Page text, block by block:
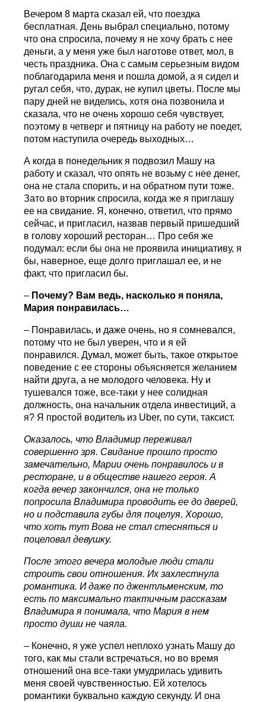
Вечером 8 марта сказал ей, что поездка
бесплатная. День выбрал специально, потому
что она спросила, почему я не хочу брать с нее
деньги, а у меня уже был наготове ответ, мол, в
честь праздника. Она с самым серьезным видом
поблагодарила меня и пошла домой, а я сидел и
ругал себя, что, дурак, не купил цветы. После мы
пару дней не виделись, хотя она позвонила и
сказала, что не очень хорошо себя чувствует,
поэтому в четверг и пятницу на работу не поедет,
потом наступила очередь выходных…
А когда в понедельник я подвозил Машу на
работу и сказал, что опять не возьму с нее денег,
она не стала спорить, и на обратном пути тоже.
Зато во вторник спросила, когда же я приглашу
ее на свидание. Я, конечно, ответил, что прямо
сейчас, и пригласил, назвав первый пришедший
в голову хороший ресторан… Про себя же
подумал: если бы она не проявила инициативу, я
бы, наверное, еще долго приглашал ее, и не
факт, что пригласил бы.
– Почему? Вам ведь, насколько я поняла,
Мария понравилась…
– Понравилась, и даже очень, но я сомневался,
потому что не был уверен, что и я ей
понравился. Думал, может быть, такое открытое
поведение с ее стороны объясняется желанием
найти друга, а не молодого человека. Ну и
тушевался тоже, все-таки у нее солидная
должность, она начальник отдела инвестиций, а
я? Я простой водитель из Uber, по сути, таксист.
Оказалось, что Владимир переживал
совершенно зря. Свидание прошло просто
замечательно, Марии очень понравилось и в
ресторане, и в обществе нашего героя. А
когда вечер закончился, она не только
попросила Владимира проводить ее до дверей,
но и подставила губы для поцелуя. Хорошо,
что хоть тут Вова не стал стесняться и
поцеловал девушку.
После этого вечера молодые люди стали
строить свои отношения. Их захлестнула
романтика. И даже по джентльменским, то
есть по максимально тактичным рассказам
Владимира я понимала, что Мария в нем
просто души не чаяла.
– Конечно, я уже успел неплохо узнать Машу до
того, как мы стали встречаться, но во время
отношений она все-таки умудрилась удивить
меня своей чувственностью. Ей хотелось
романтики буквально каждую секунду. И она